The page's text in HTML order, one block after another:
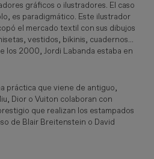
gráficos o ilustradores. El caso
es paradigmático. Este ilustrador
el mercado textil con sus dibujos
vestidos, bikinis, cuadernos...
los 2000, Jordi Labanda estaba en
práctica que viene de antiguo,
Dior o Vuiton colaboran con
que realizan los estampados
de Blair Breitenstein o David